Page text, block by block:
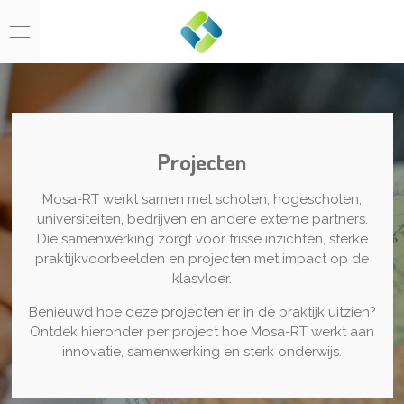
direct
de
hoofdinhoud
Projecten
Mosa-RT werkt samen met scholen, hogescholen,
universiteiten, bedrijven en andere externe partners.
Die samenwerking zorgt voor frisse inzichten, sterke
praktijkvoorbeelden en projecten met impact op de
klasvloer.
Benieuwd hoe deze projecten er in de praktijk uitzien?
Ontdek hieronder per project hoe Mosa-RT werkt aan
innovatie, samenwerking en sterk onderwijs.